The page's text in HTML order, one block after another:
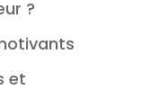
?
et